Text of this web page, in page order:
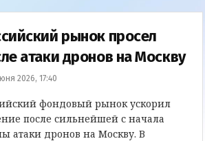
рынок просел
атаки дронов на Москву
2026, 17:40
фондовый рынок ускорил
после сильнейшей с начала
атаки дронов на Москву. В